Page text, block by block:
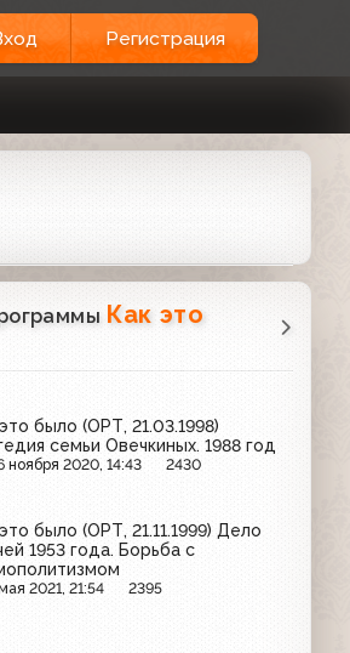
Регистрация
Как это
было (ОРТ, 21.03.1998)
семьи Овечкиных. 1988 год
ноября 2020, 14:43 2430
было (ОРТ, 21.11.1999) Дело
1953 года. Борьба с
2021, 21:54 2395